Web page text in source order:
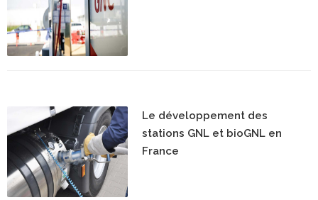
Le développement des
stations GNL et bioGNL en
France